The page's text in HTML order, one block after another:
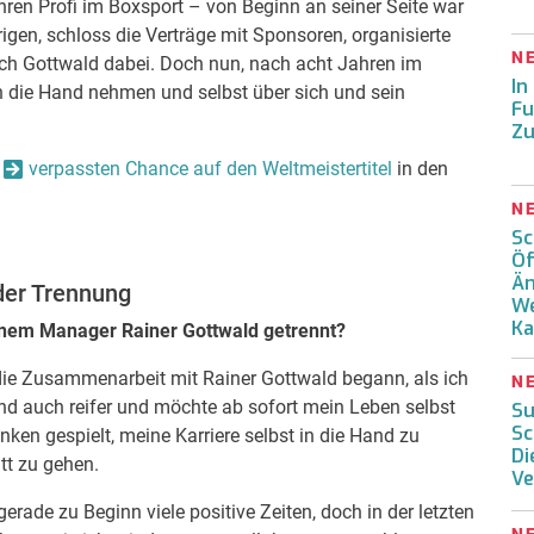
Profi im Boxsport – von Beginn an seiner Seite war
schloss die Verträge mit Sponsoren, organisierte
Gottwald dabei. Doch nun, nach acht Jahren im
Hand nehmen und selbst über sich und sein
verpassten Chance auf den Weltmeistertitel in den
Trennung
Manager Rainer Gottwald getrennt?
Zusammenarbeit mit Rainer Gottwald begann, als ich
auch reifer und möchte ab sofort mein Leben selbst
gespielt, meine Karriere selbst in die Hand zu
zu gehen.
zu Beginn viele positive Zeiten, doch in der letzten